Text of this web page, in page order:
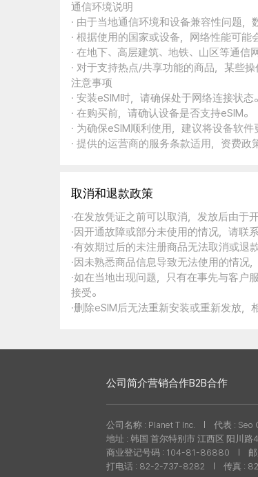
通信环境说明
· 由于当地通信环境和设备兼容性问题，
· 根据使用的国家或设备，网络性能可能
· 在地下、高层建筑、地铁、山区等通信
· 对于支持热点/共享功能的商品，某些
注意事项
· 安装eSIM时，请确保处于网络连接状态。
· 在购买前，请确认设备是否支持eSIM。
· 为确保eSIM顺利使用，建议将设备软件
· 提供的运营商的服务条款适用，资费政
取消和退款政策
·在发放凭证之前可以取消，发放后由于
·因开通故障或部分未使用的情况，请联
·有效期过后的未注册商品无法取消或退款
·因未熟悉商品信息导致无法使用的情况
·如在当地出现问题，只有在事先与客户
接受。
·删除eSIM后无法重新安装或重新发放，
公司简介营销合作B2B合作
公司名称 : Planet T Inc.
代表 : Seo
地址 : 韩国 首尔特别市 江西区 阳川路
商业登记号码 : 104-81-86880
打电话 : 82-2-737-8282
传真 :